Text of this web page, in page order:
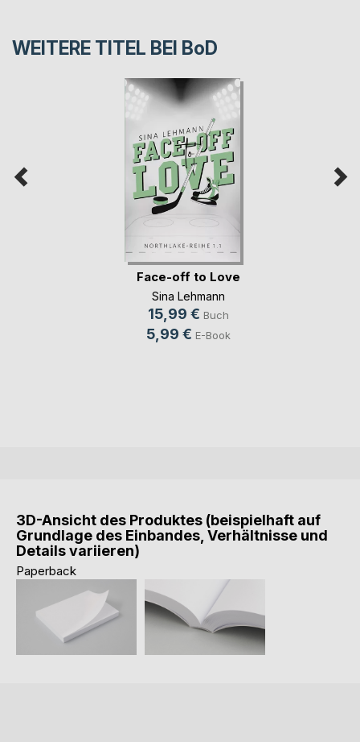
WEITERE TITEL BEI BoD
Face-off to Love
Sina Lehmann
15,99 € Buch
5,99 € E-Book
3D-Ansicht des Produktes (beispielhaft auf
Grundlage des Einbandes, Verhältnisse und
Details variieren)
Paperback